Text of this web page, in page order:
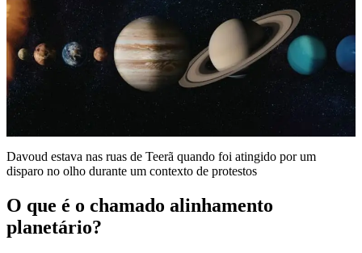
Davoud estava nas ruas de Teerã quando foi atingido por um
disparo no olho durante um contexto de protestos
O que é o chamado alinhamento
planetário?